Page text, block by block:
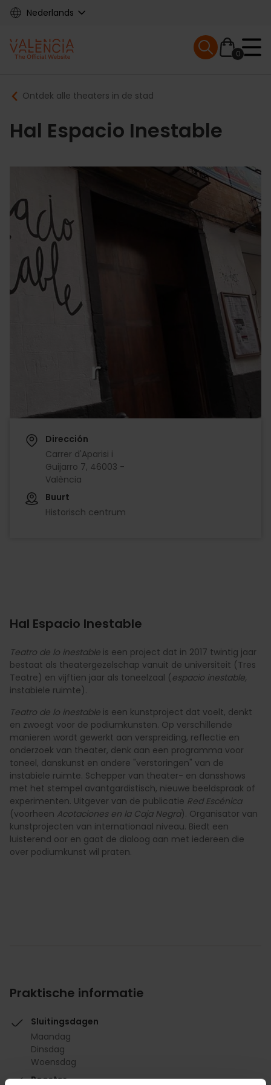
Skip
content
Nederlands
Main
navigation
0
Mobile menu
Breadcrumb
Ontdek alle theaters in de stad
Hal Espacio Inestable
Dirección
Carrer d'Aparisi i
Guijarro 7, 46003 -
València
Buurt
Historisch centrum
Hal Espacio Inestable
Teatro de lo inestable is een project dat in 2017 twintig jaar
bestaat als theatergezelschap vanuit de universiteit (Tres
Teatre) en vijftien jaar als toneelzaal (espacio inestable,
instabiele ruimte).
Teatro de lo inestable is een kunstproject dat voelt, denkt
en zwoegt voor de podiumkunsten. Op verschillende
manieren wordt gewerkt aan verspreiding, reflectie en
onderzoek van theater, denk aan een programma voor
toneel, danskunst en andere "verstoringen" van de
instabiele ruimte. Schepper van theater- en dansshows
met het stempel avantgardistisch, nieuwe beeldspraak of
experimenten. Uitgever van de publicatie Red Escénica
(voorheen Acotaciones en la Caja Negra). Organisator van
kunstprojecten van internationaal niveau. Biedt een
luisterend oor en gaat de dialoog aan met iedereen die
over podiumkunst wil praten.
Praktische informatie
Sluitingsdagen
Maandag
Dinsdag
Woensdag
Rooster